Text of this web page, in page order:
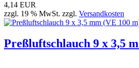
4,14 EUR
zzgl. 19 % MwSt. zzgl. Versandkosten
Preßluftschlauch 9 x 3,5